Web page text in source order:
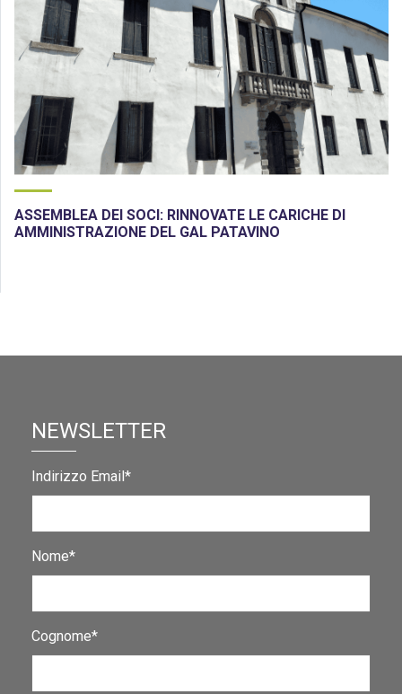
ASSEMBLEA DEI SOCI: RINNOVATE LE CARICHE DI
AMMINISTRAZIONE DEL GAL PATAVINO
NEWSLETTER
Indirizzo Email*
Nome*
Cognome*